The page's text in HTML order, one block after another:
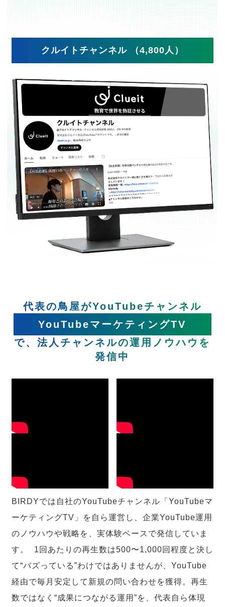
クルイトチャンネル （4,800人）
代表の鳥屋がYouTubeチャンネル
YouTubeマーケティングTV
で、法人チャンネルの運用ノウハウを
発信中
BIRDYでは自社のYouTubeチャンネル「YouTubeマ
ーケティングTV」を自ら運営し、企業YouTube運用
のノウハウや戦略を、実体験ベースで発信していま
す。 1回あたりの再生数は500〜1,000回程度と決し
て“バズっている”わけではありませんが、YouTube
経由で毎月安定して新規の問い合わせを獲得。再生
数ではなく“成果につながる運用”を、代表自ら体現